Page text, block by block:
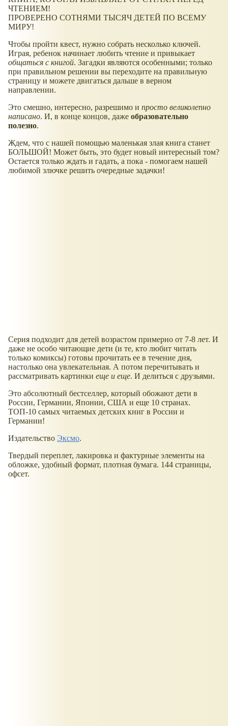
ЧТЕНИЕМ!
ПРОВЕРЕНО СОТНЯМИ ТЫСЯЧ ДЕТЕЙ ПО ВСЕМУ
МИРУ!
Чтобы пройти квест, нужно собрать несколько ключей.
Играя, ребенок начинает любить чтение и привыкает
общаться с книгой. Загадки являются особенными; только
при правильном решении вы переходите на правильную
страницу и можете двигаться дальше в верном
направлении.
Это смешно, интересно, разрешимо и просто великолепно
написано. И, в конце концов, даже образовательно
полезно.
Ждем, что с нашей помощью маленькая злая книга станет
БОЛЬШОЙ! Может быть, это будет новый интересный том?
Остается только ждать и гадать, а пока - помогаем нашей
любимой злючке решить очередные задачки!
Серия подходит для детей возрастом примерно от 7-8 лет. И
даже не особо читающие дети (и те, кто любит читать
только комиксы) готовы прочитать ее в течение дня,
настолько она увлекательная. А потом перечитывать и
рассматривать картинки еще и еще. И делиться с друзьями.
Это абсолютный бестселлер, который обожают дети в
России, Германии, Японии, США и еще 10 странах.
ТОП-10 самых читаемых детских книг в России и
Германии!
Издательство Эксмо.
Твердый переплет, лакировка и фактурные элементы на
обложке, удобный формат, плотная бумага. 144 страницы,
офсет.